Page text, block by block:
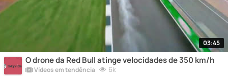
03:45
O drone da Red Bull atinge velocidades de 350 km/h
Vídeos em tendência 6k